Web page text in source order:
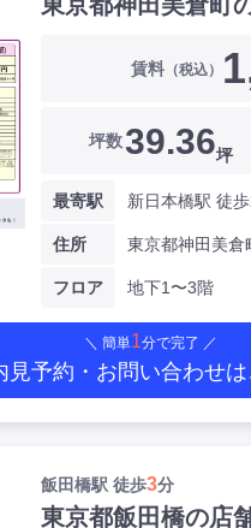
賃料 （税込）
坪数39.36坪
最寄駅 新日本橋駅 徒
住所 東京都神田美倉
フロア 地下1〜3階
＼ 簡単1分で完了 ／
見予約・お問い合わせ
飯田橋駅 徒歩3分
東京都飯田橋の店